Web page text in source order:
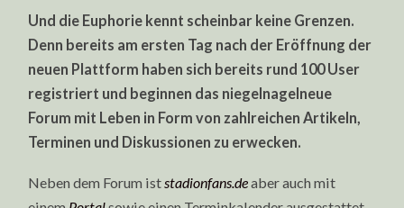
Und die Euphorie kennt scheinbar keine Grenzen.
Denn bereits am ersten Tag nach der Eröffnung der
neuen Plattform haben sich bereits rund 100 User
registriert und beginnen das niegelnagelneue
Forum mit Leben in Form von zahlreichen Artikeln,
Terminen und Diskussionen zu erwecken.
Neben dem Forum ist stadionfans.deaber auch mit